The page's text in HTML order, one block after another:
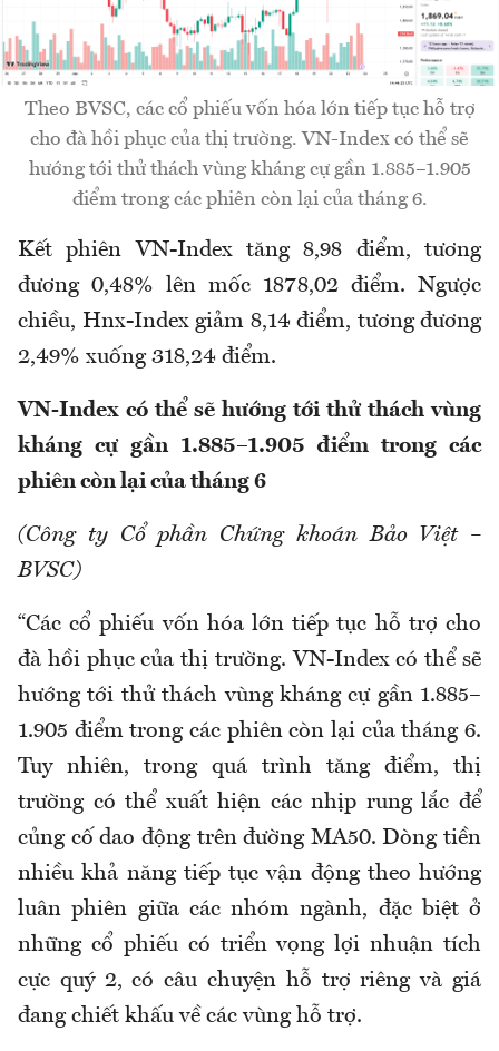
Theo BVSC, các cổ phiếu vốn hóa lớn tiếp tục hỗ trợ
cho đà hồi phục của thị trường. VN-Index có thể sẽ
hướng tới thử thách vùng kháng cự gần 1.885–1.905
điểm trong các phiên còn lại của tháng 6.
Kết phiên VN-Index tăng 8,98 điểm, tương
đương 0,48% lên mốc 1878,02 điểm. Ngược
chiều, Hnx-Index giảm 8,14 điểm, tương đương
2,49% xuống 318,24 điểm.
VN-Index có thể sẽ hướng tới thử thách vùng
kháng cự gần 1.885–1.905 điểm trong các
phiên còn lại của tháng 6
(Công ty Cổ phần Chứng khoán Bảo Việt –
BVSC)
“Các cổ phiếu vốn hóa lớn tiếp tục hỗ trợ cho
đà hồi phục của thị trường. VN-Index có thể sẽ
hướng tới thử thách vùng kháng cự gần 1.885–
1.905 điểm trong các phiên còn lại của tháng 6.
Tuy nhiên, trong quá trình tăng điểm, thị
trường có thể xuất hiện các nhịp rung lắc để
củng cố dao động trên đường MA50. Dòng tiền
nhiều khả năng tiếp tục vận động theo hướng
luân phiên giữa các nhóm ngành, đặc biệt ở
những cổ phiếu có triển vọng lợi nhuận tích
cực quý 2, có câu chuyện hỗ trợ riêng và giá
đang chiết khấu về các vùng hỗ trợ.